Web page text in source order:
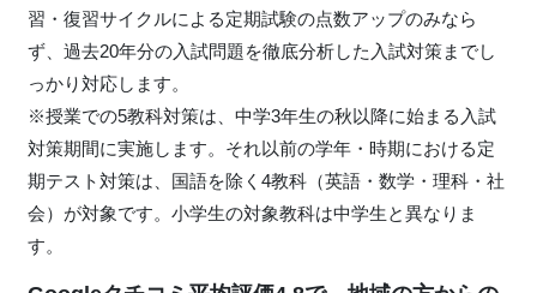
習・復習サイクルによる定期試験の点数アップのみなら
ず、過去20年分の入試問題を徹底分析した入試対策までし
っかり対応します。
※授業での5教科対策は、中学3年生の秋以降に始まる入試
対策期間に実施します。それ以前の学年・時期における定
期テスト対策は、国語を除く4教科（英語・数学・理科・社
会）が対象です。小学生の対象教科は中学生と異なりま
す。